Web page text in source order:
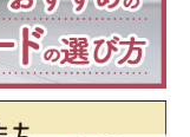
。東京農業大学農学
田宏司先生
・キライがわかれ